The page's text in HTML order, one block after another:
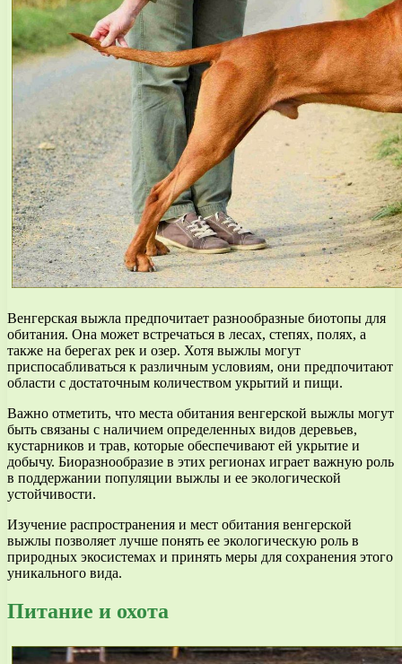
Венгерская выжла предпочитает разнообразные биотопы для
обитания. Она может встречаться в лесах, степях, полях, а
также на берегах рек и озер. Хотя выжлы могут
приспосабливаться к различным условиям, они предпочитают
области с достаточным количеством укрытий и пищи.
Важно отметить, что места обитания венгерской выжлы могут
быть связаны с наличием определенных видов деревьев,
кустарников и трав, которые обеспечивают ей укрытие и
добычу. Биоразнообразие в этих регионах играет важную роль
в поддержании популяции выжлы и ее экологической
устойчивости.
Изучение распространения и мест обитания венгерской
выжлы позволяет лучше понять ее экологическую роль в
природных экосистемах и принять меры для сохранения этого
уникального вида.
Питание и охота